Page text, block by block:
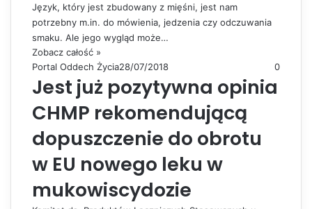
Język, który jest zbudowany z mięśni, jest nam
potrzebny m.in. do mówienia, jedzenia czy odczuwania
smaku. Ale jego wygląd może…
Zobacz całość »
Portal Oddech Życia28/07/2018 0
Jest już pozytywna opinia
CHMP rekomendującą
dopuszczenie do obrotu
w EU nowego leku w
mukowiscydozie